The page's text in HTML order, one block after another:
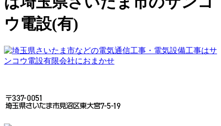
ウ電設(有)